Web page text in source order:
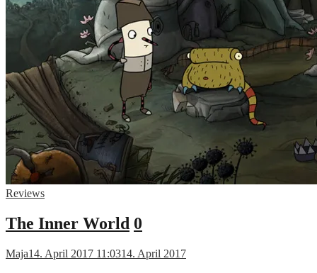
Reviews
The Inner World 0
Maja14. April 2017 11:0314. April 2017